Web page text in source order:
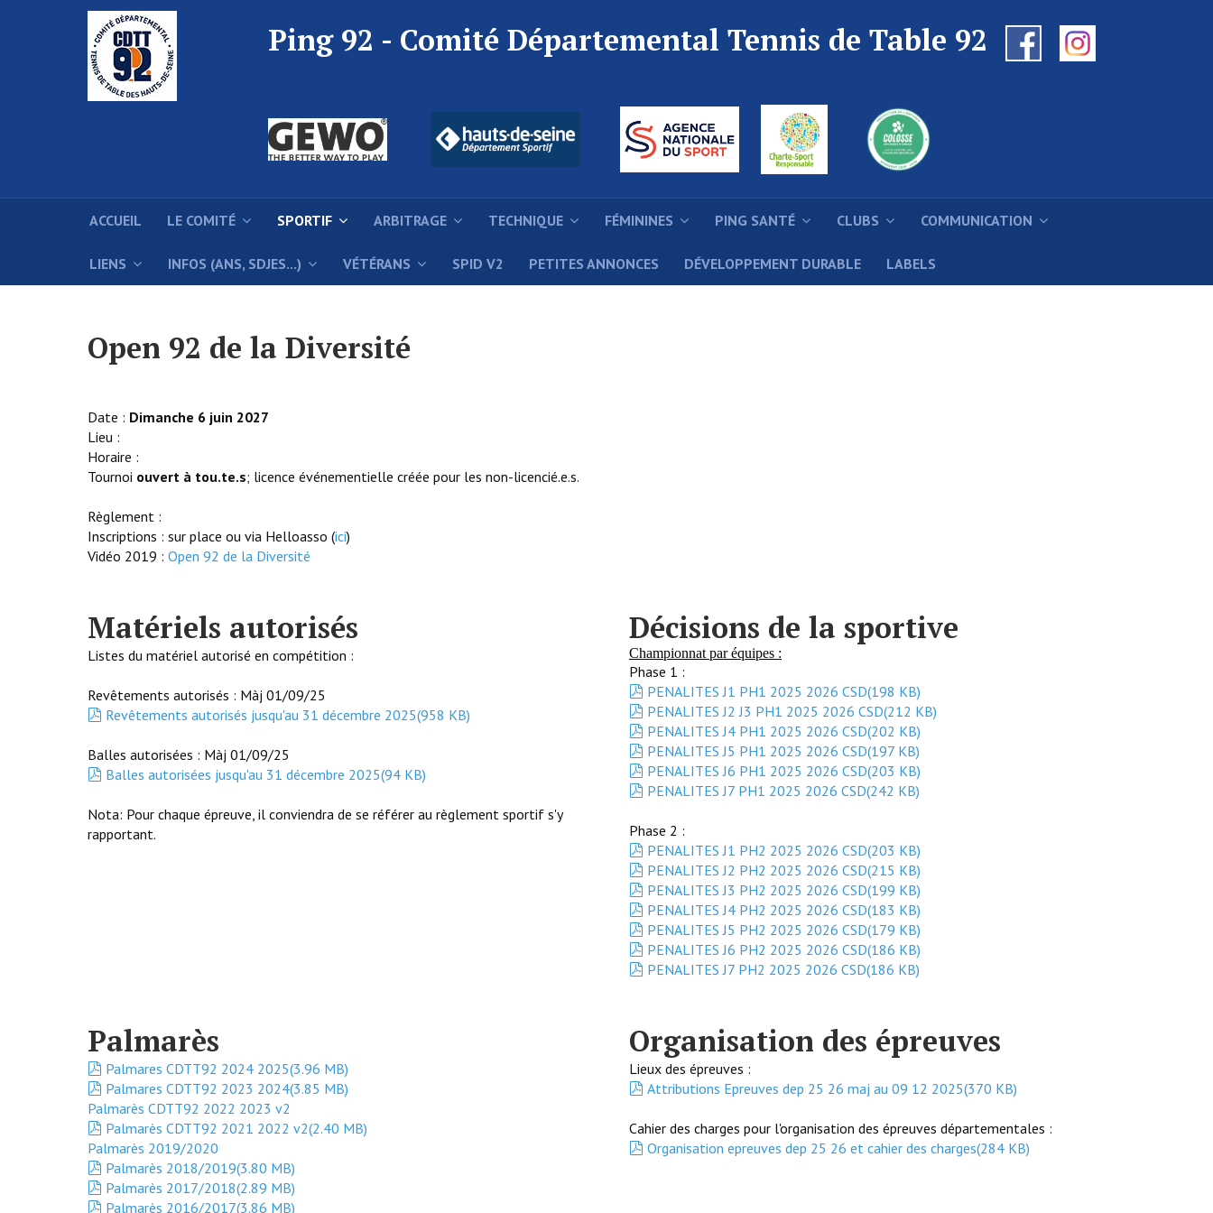
Ping 92 - Comité Départemental Tennis de Table 92
ACCUEIL LE COMITÉ SPORTIF ARBITRAGE TECHNIQUE FÉMININES PING SANTÉ CLUBS COMMUNICATION
LIENS INFOS (ANS, SDJES...) VÉTÉRANS SPID V2 PETITES ANNONCES DÉVELOPPEMENT DURABLE LABELS
Open 92 de la Diversité
Date : Dimanche 6 juin 2027
Lieu :
Horaire :
Tournoi ouvert à tou.te.s; licence événementielle créée pour les non-licencié.e.s.
Règlement :
Inscriptions : sur place ou via Helloasso (ici)
Vidéo 2019 : Open 92 de la Diversité
Matériels autorisés
Listes du matériel autorisé en compétition :
Revêtements autorisés : Màj 01/09/25
pdf
Revêtements autorisés jusqu'au 31 décembre 2025(958 KB)
Balles autorisées : Màj 01/09/25
pdf
Balles autorisées jusqu'au 31 décembre 2025(94 KB)
Nota: Pour chaque épreuve, il conviendra de se référer au règlement sportif s'y
rapportant.
Décisions de la sportive
Championnat par équipes :
Phase 1 :
pdf
PENALITES J1 PH1 2025 2026 CSD(198 KB)
pdf
PENALITES J2 J3 PH1 2025 2026 CSD(212 KB)
pdf
PENALITES J4 PH1 2025 2026 CSD(202 KB)
pdf
PENALITES J5 PH1 2025 2026 CSD(197 KB)
pdf
PENALITES J6 PH1 2025 2026 CSD(203 KB)
pdf
PENALITES J7 PH1 2025 2026 CSD(242 KB)
Phase 2 :
pdf
PENALITES J1 PH2 2025 2026 CSD(203 KB)
pdf
PENALITES J2 PH2 2025 2026 CSD(215 KB)
pdf
PENALITES J3 PH2 2025 2026 CSD(199 KB)
pdf
PENALITES J4 PH2 2025 2026 CSD(183 KB)
pdf
PENALITES J5 PH2 2025 2026 CSD(179 KB)
pdf
PENALITES J6 PH2 2025 2026 CSD(186 KB)
pdf
PENALITES J7 PH2 2025 2026 CSD(186 KB)
Palmarès
pdf
Palmares CDTT92 2024 2025(3.96 MB)
pdf
Palmares CDTT92 2023 2024(3.85 MB)
Palmarès CDTT92 2022 2023 v2
pdf
Palmarès CDTT92 2021 2022 v2(2.40 MB)
Palmarès 2019/2020
pdf
Palmarès 2018/2019(3.80 MB)
pdf
Palmarès 2017/2018(2.89 MB)
pdf
Palmarès 2016/2017(3.86 MB)
Organisation des épreuves
Lieux des épreuves :
pdf
Attributions Epreuves dep 25 26 maj au 09 12 2025(370 KB)
Cahier des charges pour l'organisation des épreuves départementales :
pdf
Organisation epreuves dep 25 26 et cahier des charges(284 KB)